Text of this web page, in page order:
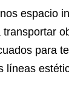
espacio
para
líneas